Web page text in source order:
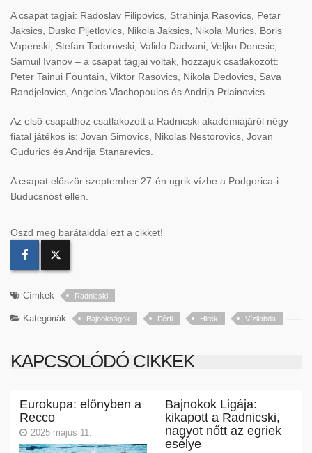
A csapat tagjai: Radoslav Filipovics, Strahinja Rasovics, Petar
Jaksics, Dusko Pijetlovics, Nikola Jaksics, Nikola Murics, Boris
Vapenski, Stefan Todorovski, Valido Dadvani, Veljko Doncsic,
Samuil Ivanov – a csapat tagjai voltak, hozzájuk csatlakozott:
Peter Tainui Fountain, Viktor Rasovics, Nikola Dedovics, Sava
Randjelovics, Angelos Vlachopoulos és Andrija Prlainovics.
Az első csapathoz csatlakozott a Radnicski akadémiájáról négy
fiatal játékos is: Jovan Simovics, Nikolas Nestorovics, Jovan
Gudurics és Andrija Stanarevics.
A csapat először szeptember 27-én ugrik vízbe a Podgorica-i
Buducsnost ellen.
Oszd meg barátaiddal ezt a cikket!
Címkék Radnicski
Kategóriák Bajnokságok Férfi Hirek Vízilabda
KAPCSOLÓDÓ CIKKEK
Eurokupa: előnyben a
Recco
2025 május 11.
Bajnokok Ligája:
kikapott a Radnicski,
nagyot nőtt az egriek
esélye